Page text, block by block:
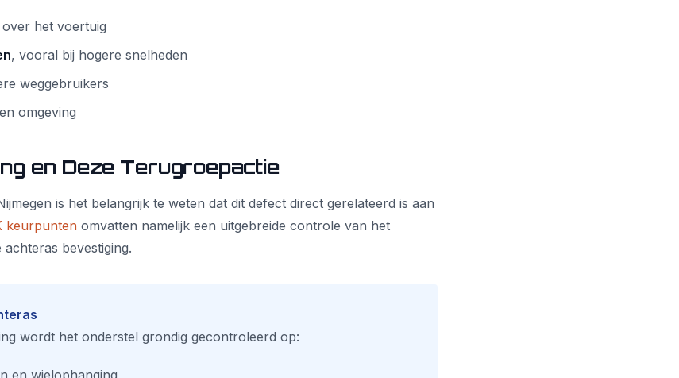
over het voertuig
, vooral bij hogere snelheden
weggebruikers
en omgeving
en Deze Terugroepactie
is het belangrijk te weten dat dit defect direct gerelateerd is aan
keurpunten omvatten namelijk een uitgebreide controle van het
bevestiging.
wordt het onderstel grondig gecontroleerd op:
en wielophanging